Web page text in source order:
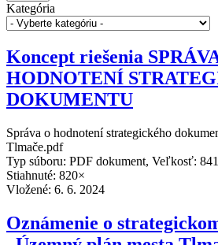
Kategória
Koncept riešenia
HODNOTENÍ
DOKUMENTU
Správa o hodnotení strategického
Tlmače.pdf
Typ súboru: PDF dokument, Veľkosť:
Stiahnuté: 820×
Vložené: 6. 6. 2024
Oznámenie o